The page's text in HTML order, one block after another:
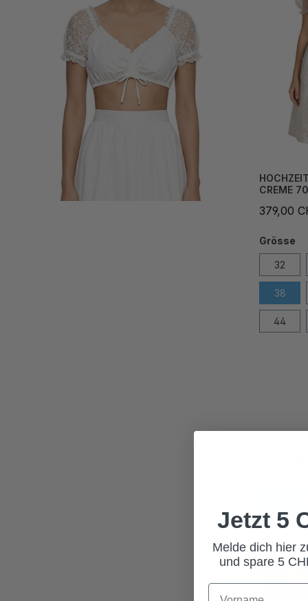
CREME
379,00
Grösse
32
38
44
Jetzt 5
Melde dich hier
und spare 5